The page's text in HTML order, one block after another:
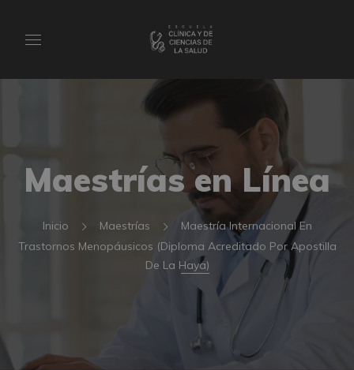
Maestrías en Línea
Inicio Maestrías
Maestría Internacional En
Trastornos Menopáusicos (Diploma Acreditado Por Apostilla
De La Haya)